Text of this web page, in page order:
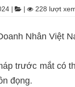
228 lượt
Nhân Việt
trước mắt có
đọng.